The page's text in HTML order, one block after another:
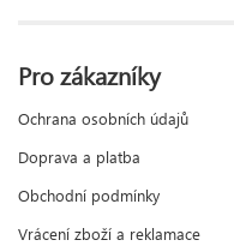
Pro zákazníky
Ochrana osobních údajů
Doprava a platba
Obchodní podmínky
Vrácení zboží a reklamace